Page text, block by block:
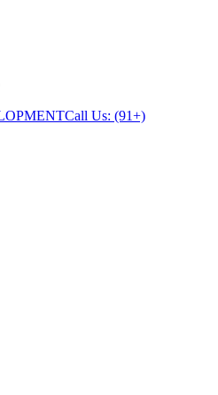
Call Us: (91+)